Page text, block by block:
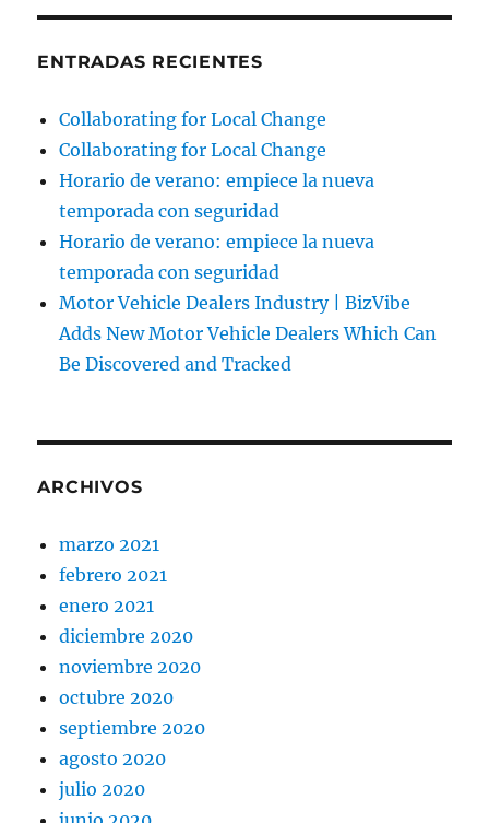
ENTRADAS RECIENTES
Collaborating for Local Change
Collaborating for Local Change
Horario de verano: empiece la nueva
temporada con seguridad
Horario de verano: empiece la nueva
temporada con seguridad
Motor Vehicle Dealers Industry | BizVibe
Adds New Motor Vehicle Dealers Which Can
Be Discovered and Tracked
ARCHIVOS
marzo 2021
febrero 2021
enero 2021
diciembre 2020
noviembre 2020
octubre 2020
septiembre 2020
agosto 2020
julio 2020